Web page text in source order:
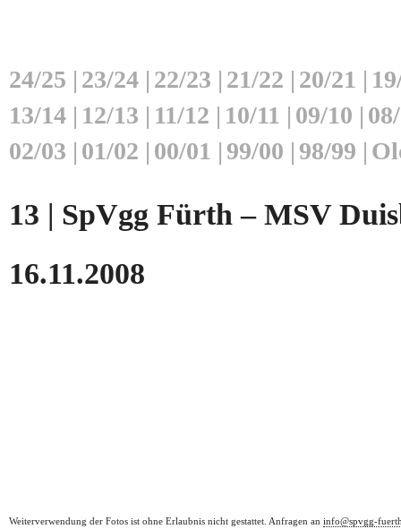
24/25 | 23/24 | 22/23 | 21/22 | 20/21 |
13/14 | 12/13 | 11/12 | 10/11 | 09/10 |
02/03 | 01/02 | 00/01 | 99/00 | 98/99 |
13 | SpVgg Fürth – MSV
16.11.2008
Weiterverwendung der Fotos ist ohne Erlaubnis nicht gestattet. Anfragen an info@spvgg-